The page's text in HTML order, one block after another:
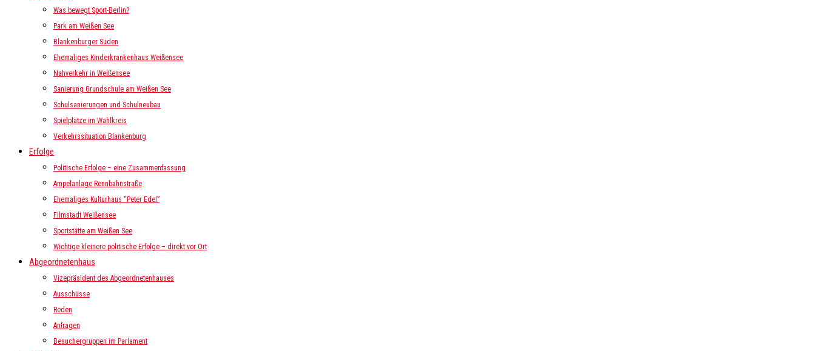
Was bewegt Sport-Berlin?
Park am Weißen See
Blankenburger Süden
Ehemaliges Kinderkrankenhaus Weißensee
Nahverkehr in Weißensee
Sanierung Grundschule am Weißen See
Schulsanierungen und Schulneubau
Spielplätze im Wahlkreis
Verkehrssituation Blankenburg
Erfolge
Politische Erfolge – eine Zusammenfassung
Ampelanlage Rennbahnstraße
Ehemaliges Kulturhaus “Peter Edel”
Filmstadt Weißensee
Sportstätte am Weißen See
Wichtige kleinere politische Erfolge – direkt vor Ort
Abgeordnetenhaus
Vizepräsident des Abgeordnetenhauses
Ausschüsse
Reden
Anfragen
Besuchergruppen im Parlament